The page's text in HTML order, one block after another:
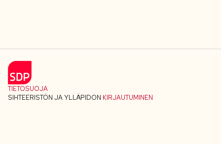
TIETOSUOJA
SIHTEERISTÖN JA YLLÄPIDON KIRJAUTUMINEN